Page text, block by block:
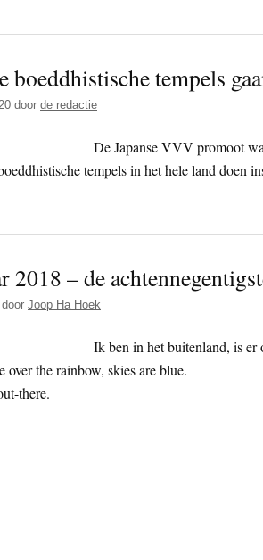
boeddhistische tempels
door de redactie
De Japanse VVV promoot
tempels in het hele land doen
2018 – de
door Joop Ha Hoek
Ik ben in het buitenland, is er
over the rainbow, skies are blue.
there.